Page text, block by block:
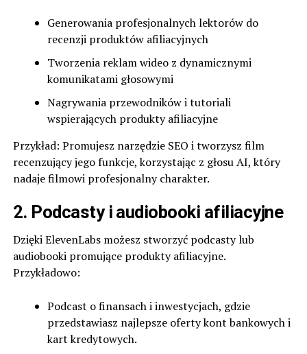
Generowania profesjonalnych lektorów do
recenzji produktów afiliacyjnych
Tworzenia reklam wideo z dynamicznymi
komunikatami głosowymi
Nagrywania przewodników i tutoriali
wspierających produkty afiliacyjne
Przykład: Promujesz narzędzie SEO i tworzysz film
recenzujący jego funkcje, korzystając z głosu AI, który
nadaje filmowi profesjonalny charakter.
2. Podcasty i audiobooki afiliacyjne
Dzięki ElevenLabs możesz stworzyć podcasty lub
audiobooki promujące produkty afiliacyjne.
Przykładowo:
Podcast o finansach i inwestycjach, gdzie
przedstawiasz najlepsze oferty kont bankowych i
kart kredytowych.